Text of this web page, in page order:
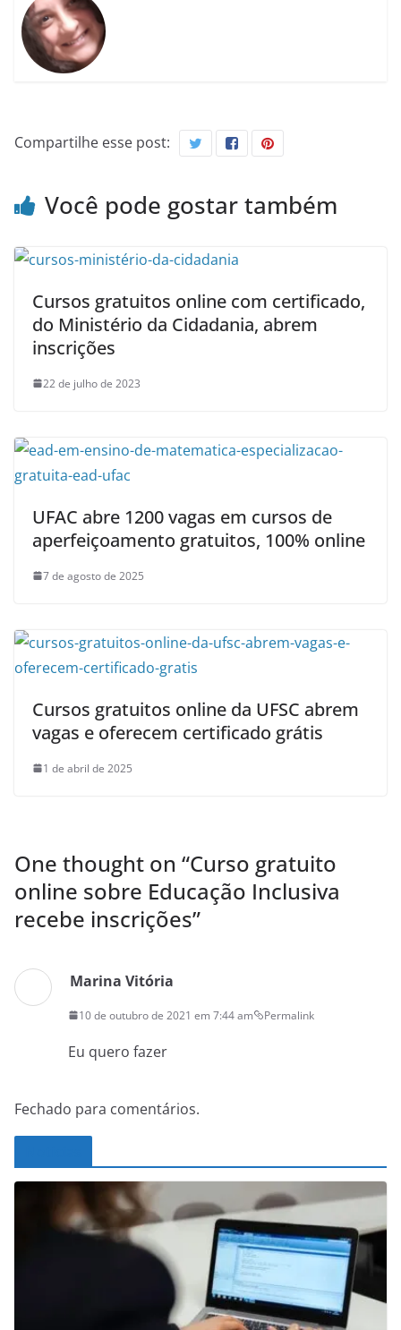
Compartilhe esse post:
Você pode gostar também
Cursos gratuitos online com certificado,
do Ministério da Cidadania, abrem
inscrições
22 de julho de 2023
UFAC abre 1200 vagas em cursos de
aperfeiçoamento gratuitos, 100% online
7 de agosto de 2025
Cursos gratuitos online da UFSC abrem
vagas e oferecem certificado grátis
1 de abril de 2025
One thought on “Curso gratuito
online sobre Educação Inclusiva
recebe inscrições”
Marina Vitória
10 de outubro de 2021 em 7:44 am Permalink
Eu quero fazer
Fechado para comentários.